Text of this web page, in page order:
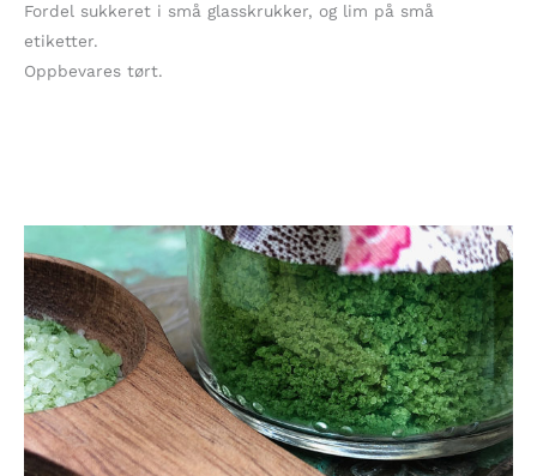
Fordel sukkeret i små glasskrukker, og lim på små
etiketter.
Oppbevares tørt.